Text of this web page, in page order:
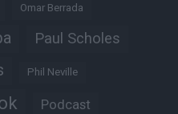
Omar Berrada
Paul Scholes
Phil Neville
Podcast